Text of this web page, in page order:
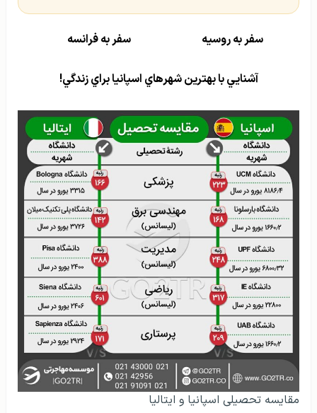
سفر به روسیه سفر به فرانسه
آشنايي با بهترين شهرهاي اسپانيا براي زندگي!
مقایسه تحصیلی اسپانیا و ایتالیا